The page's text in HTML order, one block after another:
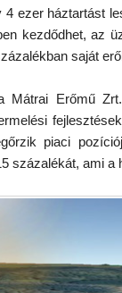
4 ezer háztartást
kezdődhet, az
saját
Mátrai Erőmű
piaci
százalékát, ami a